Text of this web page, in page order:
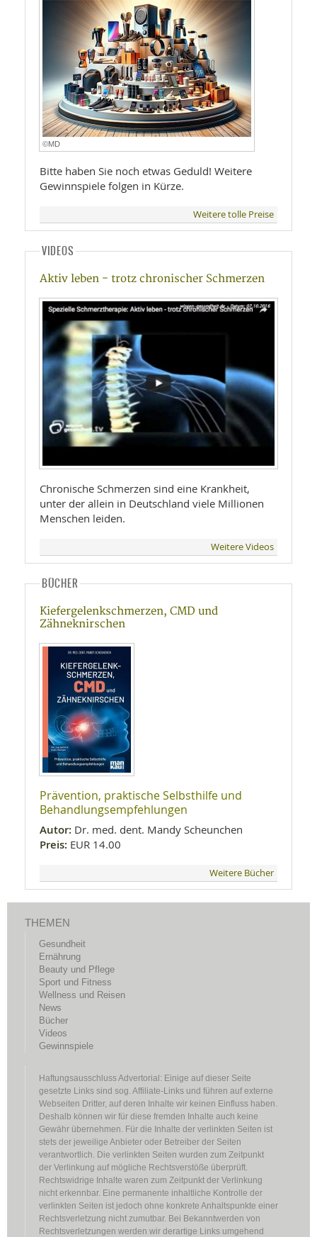
©MD
Bitte haben Sie noch etwas Geduld! Weitere
Gewinnspiele folgen in Kürze.
Weitere tolle Preise
VIDEOS
Aktiv leben - trotz chronischer Schmerzen
Chronische Schmerzen sind eine Krankheit,
unter der allein in Deutschland viele Millionen
Menschen leiden.
Weitere Videos
BÜCHER
Kiefergelenkschmerzen, CMD und
Zähneknirschen
Prävention, praktische Selbsthilfe und
Behandlungsempfehlungen
Autor: Dr. med. dent. Mandy Scheunchen
Preis: EUR 14.00
Weitere Bücher
THEMEN
Gesundheit
Ernährung
Beauty und Pflege
Sport und Fitness
Wellness und Reisen
News
Bücher
Videos
Gewinnspiele
Haftungsausschluss Advertorial: Einige auf dieser Seite
gesetzte Links sind sog. Affiliate-Links und führen auf externe
Webseiten Dritter, auf deren Inhalte wir keinen Einfluss haben.
Deshalb können wir für diese fremden Inhalte auch keine
Gewähr übernehmen. Für die Inhalte der verlinkten Seiten ist
stets der jeweilige Anbieter oder Betreiber der Seiten
verantwortlich. Die verlinkten Seiten wurden zum Zeitpunkt
der Verlinkung auf mögliche Rechtsverstöße überprüft.
Rechtswidrige Inhalte waren zum Zeitpunkt der Verlinkung
nicht erkennbar. Eine permanente inhaltliche Kontrolle der
verlinkten Seiten ist jedoch ohne konkrete Anhaltspunkte einer
Rechtsverletzung nicht zumutbar. Bei Bekanntwerden von
Rechtsverletzungen werden wir derartige Links umgehend